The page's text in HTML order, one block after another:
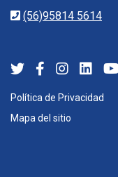
(56)95814 5614
Política de Privacidad
Mapa del sitio